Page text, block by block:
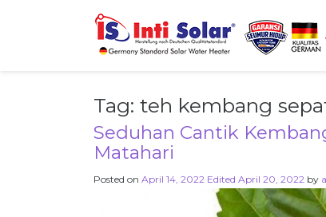
Tag: teh kembang
Seduhan Cantik
Matahari
Posted on April 14, 2022 Edited April 20, 2022 by